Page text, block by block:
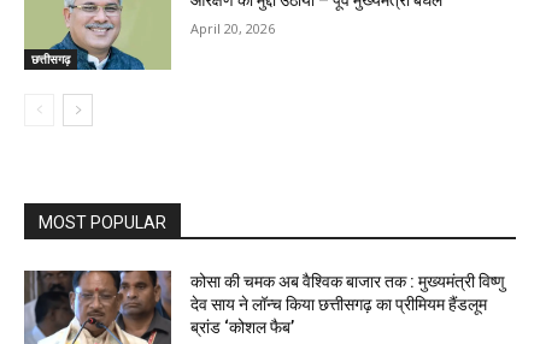
छत्तीसगढ़
April 20, 2026
MOST POPULAR
कोसा की चमक अब वैश्विक बाजार तक : मुख्यमंत्री विष्णु
देव साय ने लॉन्च किया छत्तीसगढ़ का प्रीमियम हैंडलूम
ब्रांड ‘कोशल फैब’